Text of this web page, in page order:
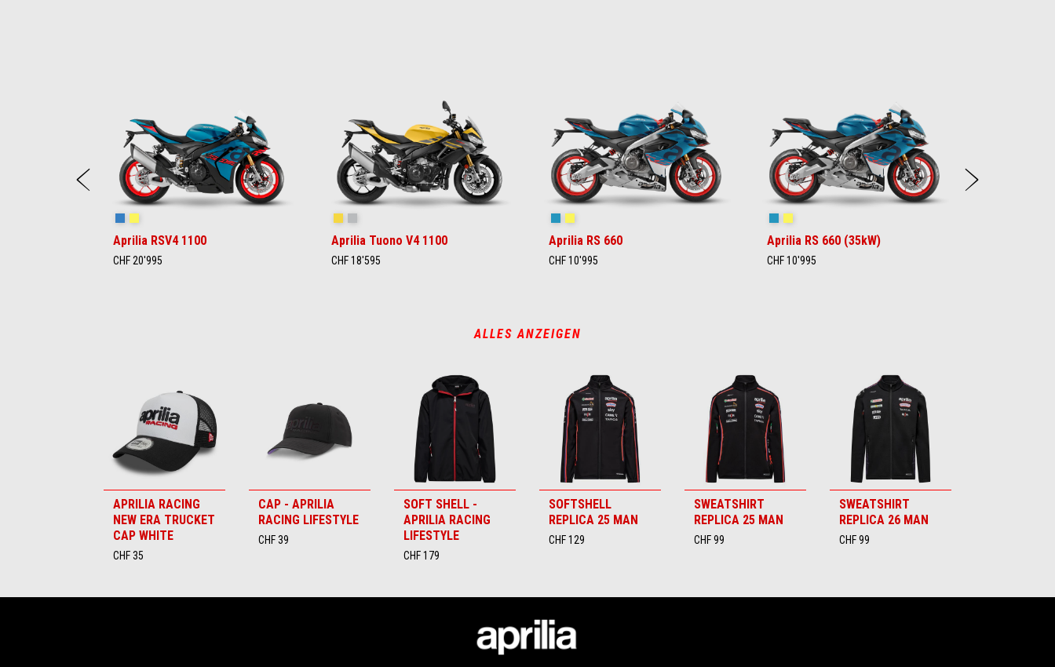
Zurück
Aprilia RSV4 1100
CHF 20'995
Aprilia Tuono V4 1100
CHF 18'595
Aprilia RS 660
CHF 10'995
Aprilia RS 660 (35kW)
CHF 10'995
ALLES ANZEIGEN
APRILIA RACING
NEW ERA TRUCKET
CAP WHITE
CHF 35
CAP - APRILIA
RACING LIFESTYLE
CHF 39
SOFT SHELL -
APRILIA RACING
LIFESTYLE
CHF 179
SOFTSHELL
REPLICA 25 MAN
CHF 129
SWEATSHIRT
REPLICA 25 MAN
CHF 99
SWEATSHIRT
REPLICA 26 MAN
CHF 99